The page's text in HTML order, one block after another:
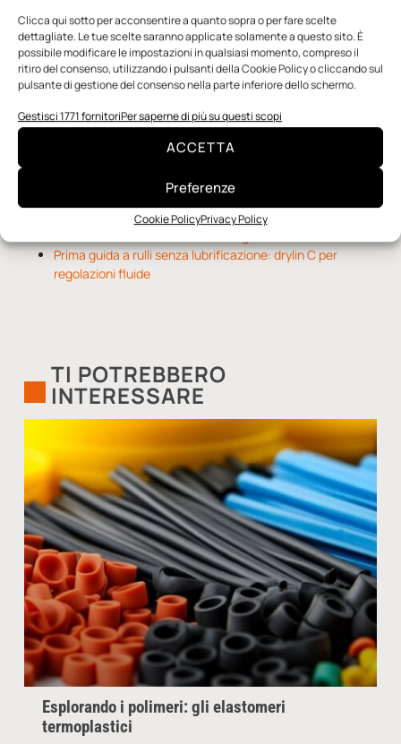
Clicca qui sotto per acconsentire a quanto sopra o per fare scelte
dettagliate. Le tue scelte saranno applicate solamente a questo sito. È
possibile modificare le impostazioni in qualsiasi momento, compreso il
ritiro del consenso, utilizzando i pulsanti della Cookie Policy o cliccando sul
pulsante di gestione del consenso nella parte inferiore dello schermo.
Gestisci 1771 fornitoriPer saperne di più su questi scopi
ACCETTA
Preferenze
Cookie PolicyPrivacy Policy
I nanonastri di grafene come potenziali sensori per i
reattori a fusione
Una nuova mano robotica passa da una pinza all’altra con
un singolo motore
O-Ring, tecnica e applicazioni
Notizie da Il Progettista Industriale
UNI EN 1090: il punto di contatto tra progettazione ed
Techne Srl | Maschere di fissaggio: il brevetto che
Prima guida a rulli senza lubrificazione: drylin C per
regolazioni fluide
TI POTREBBERO
INTERESSARE
Esplorando i polimeri: gli elastomeri
termoplastici